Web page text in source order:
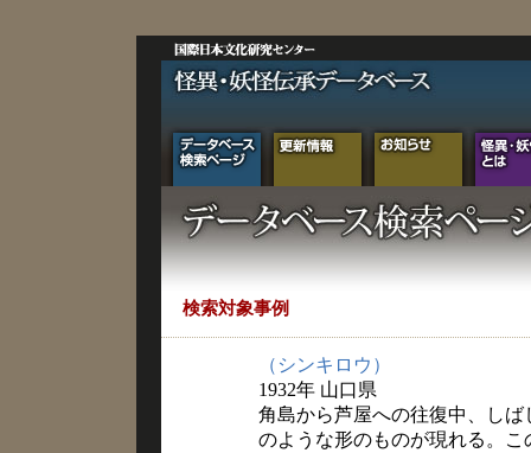
検索対象事例
（シンキロウ）
1932年 山口県
角島から芦屋への往復中、し
のような形のものが現れる。